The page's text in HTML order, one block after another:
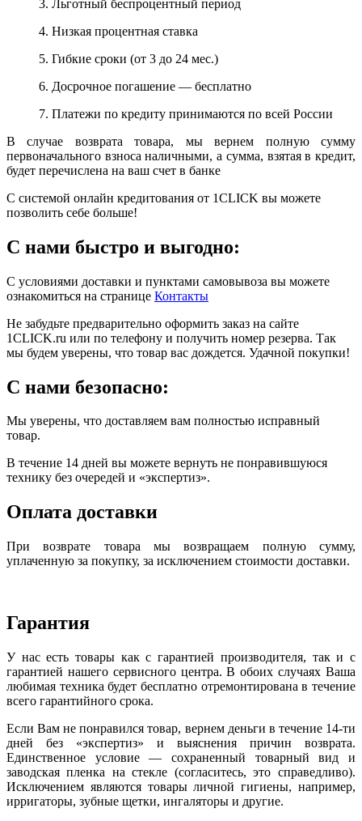
3. Льготный беспроцентный период
4. Низкая процентная ставка
5. Гибкие сроки (от 3 до 24 мес.)
6. Досрочное погашение — бесплатно
7. Платежи по кредиту принимаются по всей России
В случае возврата товара, мы вернем полную сумму
первоначального взноса наличными, а сумма, взятая в кредит,
будет перечислена на ваш счет в банке
С системой онлайн кредитования от 1CLICK вы можете
позволить себе больше!
С нами быстро и выгодно:
С условиями доставки и пунктами самовывоза вы можете
ознакомиться на странице Контакты
Не забудьте предварительно оформить заказ на сайте
1CLICK.ru или по телефону и получить номер резерва. Так
мы будем уверены, что товар вас дождется. Удачной покупки!
С нами безопасно:
Мы уверены, что доставляем вам полностью исправный
товар.
В течение 14 дней вы можете вернуть не понравившуюся
технику без очередей и «экспертиз».
Оплата доставки
При возврате товара мы возвращаем полную сумму,
уплаченную за покупку, за исключением стоимости доставки.
Гарантия
У нас есть товары как с гарантией производителя, так и с
гарантией нашего сервисного центра. В обоих случаях Ваша
любимая техника будет бесплатно отремонтирована в течение
всего гарантийного срока.
Если Вам не понравился товар, вернем деньги в течение 14-ти
дней без «экспертиз» и выяснения причин возврата.
Единственное условие — сохраненный товарный вид и
заводская пленка на стекле (согласитесь, это справедливо).
Исключением являются товары личной гигиены, например,
ирригаторы, зубные щетки, ингаляторы и другие.